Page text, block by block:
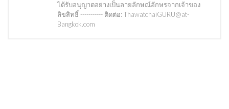
ได้รับอนุญาตอย่างเป็นลายลักษณ์อักษรจากเจ้าของ
ลิขสิทธิ์ ----------- ติดต่อ: ThawatchaiGURU@at-
Bangkok.com